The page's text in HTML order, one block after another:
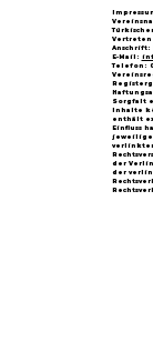
Vertreten
Anschrift:
E-Mail:
Telefon:
Sorgfalt
Inhalte
enthält
Einfluss
jeweilige
der
der